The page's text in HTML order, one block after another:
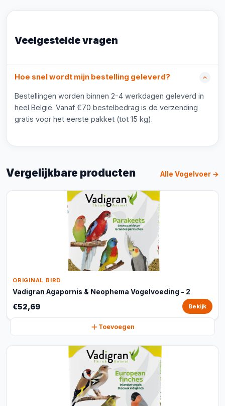
Veelgestelde vragen
Hoe snel wordt mijn bestelling geleverd?
Bestellingen worden binnen 2-4 werkdagen geleverd in
heel België. Vanaf €70 bestelbedrag is de verzending
gratis voor het eerste pakket (tot 15 kg).
Vergelijkbare producten Alle Vogelvoer →
ORIGINAL BIRD
Vadigran Agapornis & Neophema Vogelvoeding - 2
€52,69 Bekijk
Toevoegen